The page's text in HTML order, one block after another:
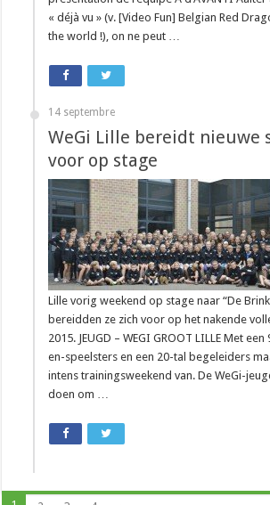
« déjà vu » (v. [Video Fun] Belgian Red
the world !), on ne peut …
14 septembre
WeGi Lille bereidt nieuwe
voor op stage
Lille vorig weekend op stage naar “De
bereidden ze zich voor op het nakende
2015. JEUGD – WEGI GROOT LILLE Met
en-speelsters en een 20-tal begeleiders
intens trainingsweekend van. De WeGi-
doen om …